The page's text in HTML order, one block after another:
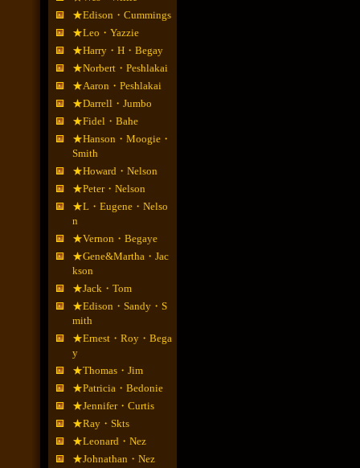
★Edison・Cummings
★Leo・Yazzie
★Harry・H・Begay
★Norbert・Peshlakai
★Aaron・Peshlakai
★Darrell・Jumbo
★Fidel・Bahe
★Hanson・Moogie・
Smith
★Howard・Nelson
★Peter・Nelson
★L・Eugene・Nelso
n
★Vernon・Begaye
★Gene&Martha・Jac
kson
★Jack・Tom
★Edison・Sandy・S
mith
★Ernest・Roy・Bega
y
★Thomas・Jim
★Patricia・Bedonie
★Jennifer・Curtis
★Ray・Skts
★Leonard・Nez
★Johnathan・Nez